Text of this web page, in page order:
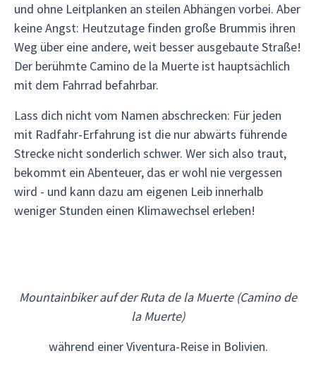
und ohne Leitplanken an steilen Abhängen vorbei. Aber
keine Angst: Heutzutage finden große Brummis ihren
Weg über eine andere, weit besser ausgebaute Straße!
Der berühmte Camino de la Muerte ist hauptsächlich
mit dem Fahrrad befahrbar.
Lass dich nicht vom Namen abschrecken: Für jeden
mit Radfahr-Erfahrung ist die nur abwärts führende
Strecke nicht sonderlich schwer. Wer sich also traut,
bekommt ein Abenteuer, das er wohl nie vergessen
wird - und kann dazu am eigenen Leib innerhalb
weniger Stunden einen Klimawechsel erleben!
Mountainbiker auf der Ruta de la Muerte (Camino de
la Muerte)
während einer Viventura-Reise in Bolivien.